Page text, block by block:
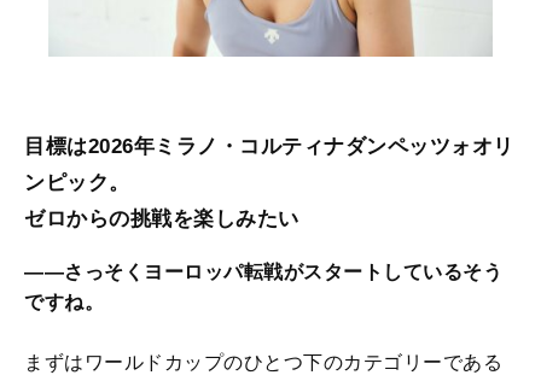
目標は2026年ミラノ・コルティナダンペッツォオリ
ンピック。
ゼロからの挑戦を楽しみたい
――さっそくヨーロッパ転戦がスタートしているそう
ですね。
まずはワールドカップのひとつ下のカテゴリーである